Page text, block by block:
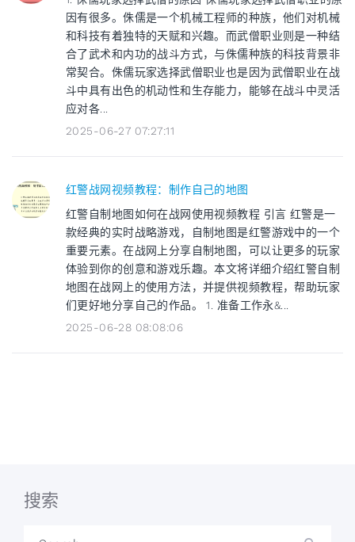
因有很多。侏儒是一个机械工程师的种族，他们对机械
和科技有着独特的天赋和兴趣。而武僧职业则是一种结
合了武术和内功的战斗方式，与侏儒种族的科技背景非
常契合。侏儒玩家选择武僧职业也是因为武僧职业在战
斗中具有出色的机动性和生存能力，能够在战斗中灵活
应对各...
2025-06-27 07:27:11
红警战网视频教程：制作自己的地图
红警自制地图如何在战网使用视频教程 引言 红警是一
款经典的实时战略游戏，自制地图是红警游戏中的一个
重要元素。在战网上分享自制地图，可以让更多的玩家
体验到你的创意和游戏乐趣。本文将详细介绍红警自制
地图在战网上的使用方法，并提供视频教程，帮助玩家
们更好地分享自己的作品。 1. 准备工作永&...
2025-06-28 08:08:06
搜索